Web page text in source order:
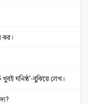
কর।
ঘনিষ্ঠ'-বুঝিয়ে লেখ।